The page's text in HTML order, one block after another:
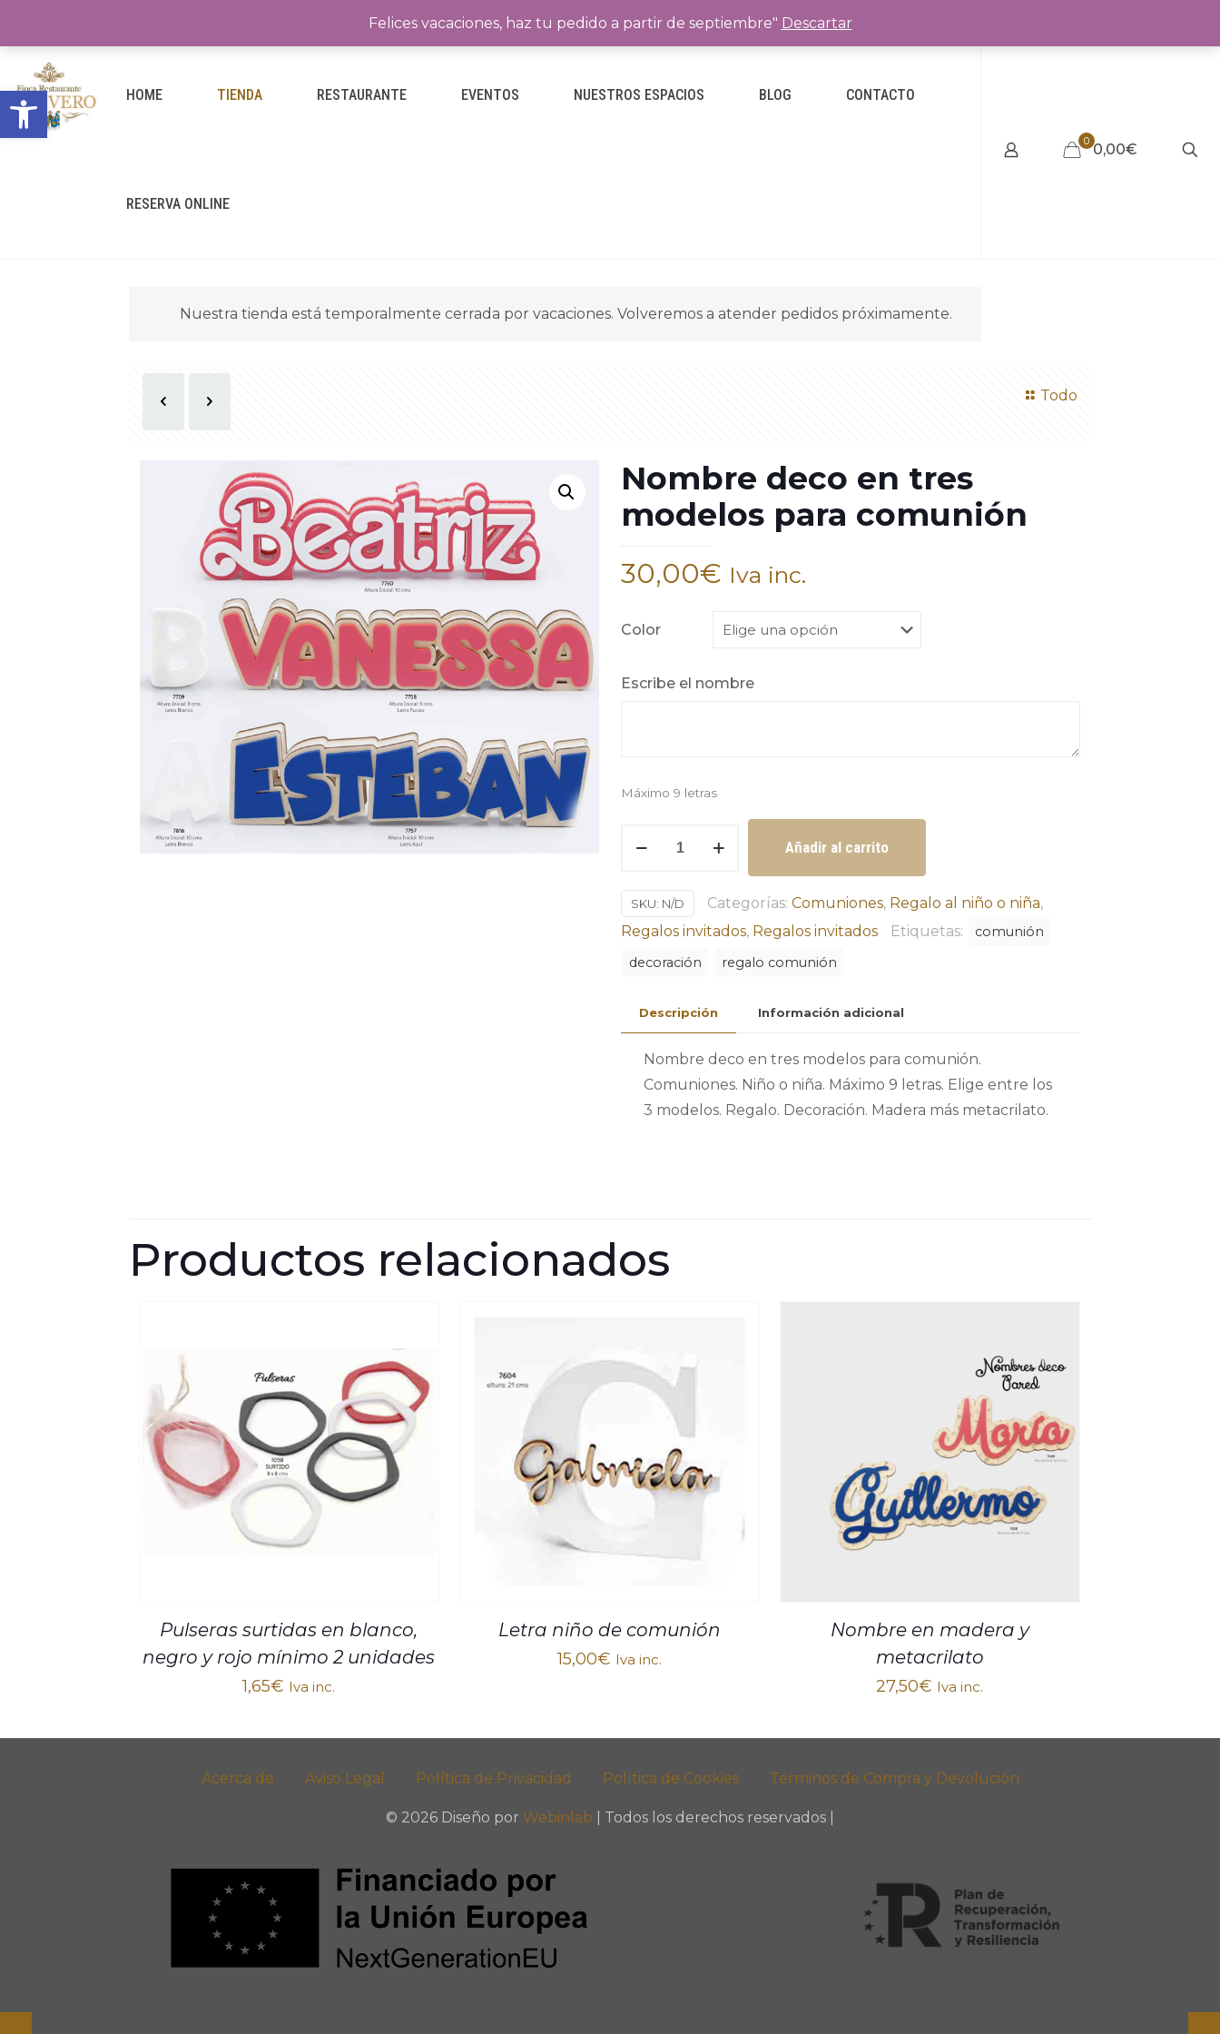
Abrir barra de herramientas
HOME TIENDA RESTAURANTE EVENTOS NUESTROS ESPACIOS BLOG CONTACTO
RESERVA ONLINE
0 0,00€
Nuestra tienda está temporalmente cerrada por vacaciones. Volveremos a atender pedidos próximamente.
Todo
Nombre deco en tres
modelos para comunión
30,00€ Iva inc.
Color
Escribe el nombre
Máximo 9 letras
en
tres
modelos
para
cantidad
Añadir al carrito
SKU: N/D Categorías: Comuniones, Regalo al niño o niña,
Regalos invitados, Regalos invitados Etiquetas:
comunión
decoración
regalo comunión
Descripción Información adicional
Nombre deco en tres modelos para comunión.
Comuniones. Niño o niña. Máximo 9 letras. Elige entre los
3 modelos. Regalo. Decoración. Madera más metacrilato.
Productos relacionados
Pulseras surtidas en blanco,
negro y rojo mínimo 2 unidades
1,65€ Iva inc.
Letra niño de comunión
15,00€ Iva inc.
Nombre en madera y
metacrilato
27,50€ Iva inc.
Acerca de Aviso Legal Política de Privacidad Política de Cookies Términos de Compra y Devolución
© 2026 Diseño por Webinlab | Todos los derechos reservados |
Felices vacaciones, haz tu pedido a partir de septiembre" Descartar